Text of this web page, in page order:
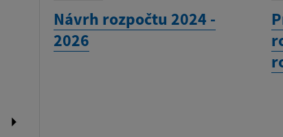
Návrh rozpočtu 2024 -
2026